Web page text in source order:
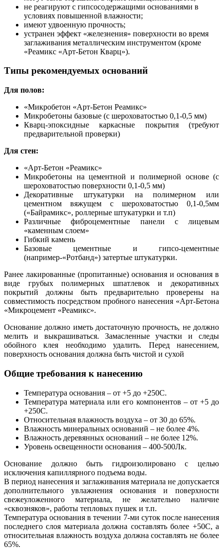
не реагируют с гипсосодержащими основаниями в
условиях повышенной влажности;
имеют удвоенную прочность;
устранен эффект «железнения» поверхности во время
заглаживания металлическим инструментом (кроме
«Реамикс «Арт-Бетон Кварц»).
Типы рекомендуемых оснований
Для полов:
«Микробетон «Арт-Бетон Реамикс»
Микробетоны базовые (с шероховатостью 0,1-0,5 мм)
Кварц-эпоксидные каркасные покрытия (требуют
предварительной проверки)
Для стен:
«Арт-Бетон «Реамикс»
Микробетоны на цементной и полимерной основе (с
шероховатостью поверхности 0,1-0,5 мм)
Декоративные штукатурки на полимерном или
цементном вяжущем с шероховатостью 0,1-0,5мм
(«Байрамикс», роллерные штукатурки и т.п)
Различные фиброцементные панели с лицевым
«каменным слоем»
Гибкий камень
Базовые цементные и гипсо-цементные
(например-«Ротбанд») затертые штукатурки.
Ранее лакированные (пропитанные) основания и основания в
виде грубых полимерных шпатлевок и декоративных
покрытий должны быть предварительно проверены на
совместимость посредством пробного нанесения «Арт-Бетона
«Микроцемент «Реамикс».
Основание должно иметь достаточную прочность, не должно
мелить и выкрашиваться. Замасленные участки и следы
обойного клея необходимо удалить. Перед нанесением,
поверхность основания должна быть чистой и сухой
Общие требования к нанесению
Температура основания – от +5 до +250С.
Температура материала или его компонентов – от +5 до
+250С.
Относительная влажность воздуха – от 30 до 65%.
Влажность минеральных оснований – не более 4%.
Влажность деревянных оснований – не более 12%.
Уровень освещенности основания – 400-500Лк.
Основание должно быть гидроизолировано с целью
исключения капиллярного подъема воды.
В период нанесения и заглаживания материала не допускается
дополнительного увлажнения основания и поверхности
свежеуложенного материала, не желательно наличие
«сквозняков», работы тепловых пушек и т.п.
Температура основания в течении 7-ми суток после нанесения
последнего слоя материала должна составлять более +50С, а
относительная влажность воздуха должна составлять не более
65%.